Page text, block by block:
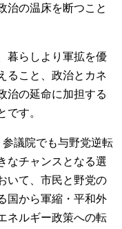
治の温床を断つこと
暮らしより軍拡を優
ること、政治とカネ
治の延命に加担する
です。
議院でも与野党逆転
なチャンスとなる選
いて、市民と野党の
国から軍縮・平和外
ネルギー政策への転